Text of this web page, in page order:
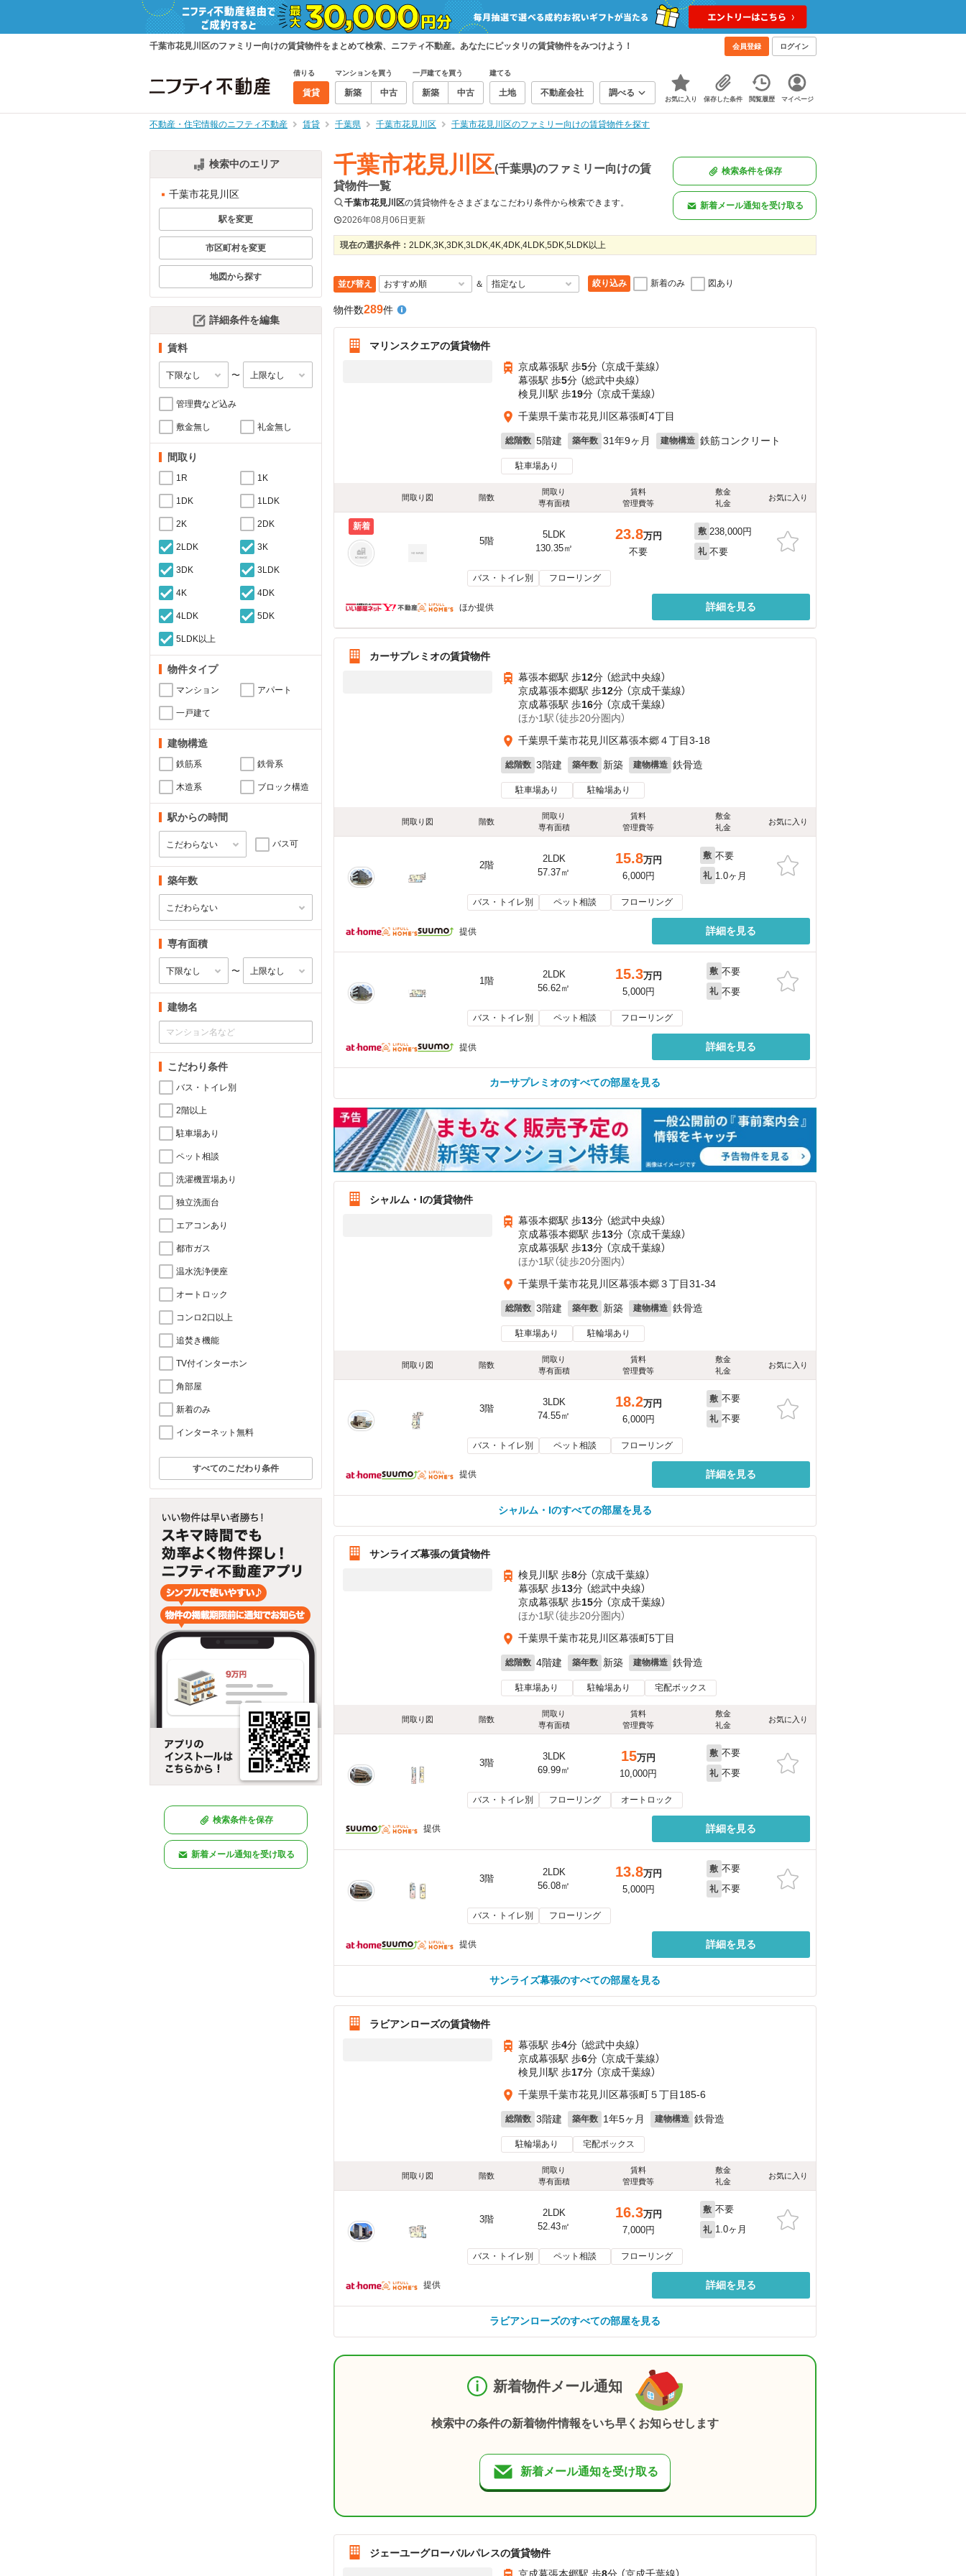
千葉市花見川区のファミリー向けの賃貸物件をまとめて検索、ニフティ不動産。あなたにピッタリの賃貸物件をみつけよう！ 会員登録 ログイン
借りる
賃貸
マンションを買う
新築 中古
一戸建てを買う
新築 中古
建てる
土地 不動産会社 調べる
お気に入り 保存した条件 閲覧履歴 マイページ
不動産・住宅情報のニフティ不動産 賃貸 千葉県 千葉市花見川区 千葉市花見川区のファミリー向けの賃貸物件を探す
検索中のエリア
千葉市花見川区
駅を変更
市区町村を変更
地図から探す
詳細条件を編集
賃料
〜
管理費など込み
敷金無し 礼金無し
間取り
1R 1K
1DK 1LDK
2K 2DK
2LDK 3K
3DK 3LDK
4K 4DK
4LDK 5DK
5LDK以上
物件タイプ
マンション アパート
一戸建て
建物構造
鉄筋系 鉄骨系
木造系 ブロック構造
駅からの時間
バス可
築年数
専有面積
〜
建物名
こだわり条件
バス・トイレ別
2階以上
駐車場あり
ペット相談
洗濯機置場あり
独立洗面台
エアコンあり
都市ガス
温水洗浄便座
オートロック
コンロ2口以上
追焚き機能
TV付インターホン
角部屋
新着のみ
インターネット無料
すべてのこだわり条件
検索条件を保存
新着メール通知を受け取る
千葉市花見川区(千葉県)のファミリー向けの賃
貸物件一覧
千葉市花見川区の賃貸物件をさまざまなこだわり条件から検索できます。
2026年08月06日更新
検索条件を保存
新着メール通知を受け取る
現在の選択条件： 2LDK,3K,3DK,3LDK,4K,4DK,4LDK,5DK,5LDK以上
並び替え ＆ 絞り込み 新着のみ 図あり
物件数289件
マリンスクエアの賃貸物件
京成幕張駅 歩5分 （京成千葉線）
幕張駅 歩5分 （総武中央線）
検見川駅 歩19分 （京成千葉線）
千葉県千葉市花見川区幕張町4丁目
総階数 5階建 築年数 31年9ヶ月 建物構造 鉄筋コンクリート
駐車場あり
間取り図 階数
間取り
専有面積
賃料
管理費等
敷金
礼金
お気に入り
新着
5階
5LDK
130.35㎡
23.8万円
不要
敷 238,000円
礼 不要
バス・トイレ別 フローリング
ほか提供 詳細を見る
カーサプレミオの賃貸物件
幕張本郷駅 歩12分 （総武中央線）
京成幕張本郷駅 歩12分 （京成千葉線）
京成幕張駅 歩16分 （京成千葉線）
ほか1駅（徒歩20分圏内）
千葉県千葉市花見川区幕張本郷４丁目3-18
総階数 3階建 築年数 新築 建物構造 鉄骨造
駐車場あり 駐輪場あり
間取り図 階数
間取り
専有面積
賃料
管理費等
敷金
礼金
お気に入り
2階
2LDK
57.37㎡
15.8万円
6,000円
敷 不要
礼 1.0ヶ月
バス・トイレ別 ペット相談 フローリング
提供 詳細を見る
1階
2LDK
56.62㎡
15.3万円
5,000円
敷 不要
礼 不要
バス・トイレ別 ペット相談 フローリング
提供 詳細を見る
カーサプレミオのすべての部屋を見る
シャルム・Iの賃貸物件
幕張本郷駅 歩13分 （総武中央線）
京成幕張本郷駅 歩13分 （京成千葉線）
京成幕張駅 歩13分 （京成千葉線）
ほか1駅（徒歩20分圏内）
千葉県千葉市花見川区幕張本郷３丁目31-34
総階数 3階建 築年数 新築 建物構造 鉄骨造
駐車場あり 駐輪場あり
間取り図 階数
間取り
専有面積
賃料
管理費等
敷金
礼金
お気に入り
3階
3LDK
74.55㎡
18.2万円
6,000円
敷 不要
礼 不要
バス・トイレ別 ペット相談 フローリング
提供 詳細を見る
シャルム・Iのすべての部屋を見る
サンライズ幕張の賃貸物件
検見川駅 歩8分 （京成千葉線）
幕張駅 歩13分 （総武中央線）
京成幕張駅 歩15分 （京成千葉線）
ほか1駅（徒歩20分圏内）
千葉県千葉市花見川区幕張町5丁目
総階数 4階建 築年数 新築 建物構造 鉄骨造
駐車場あり 駐輪場あり 宅配ボックス
間取り図 階数
間取り
専有面積
賃料
管理費等
敷金
礼金
お気に入り
3階
3LDK
69.99㎡
15万円
10,000円
敷 不要
礼 不要
バス・トイレ別 フローリング オートロック
提供 詳細を見る
3階
2LDK
56.08㎡
13.8万円
5,000円
敷 不要
礼 不要
バス・トイレ別 フローリング
提供 詳細を見る
サンライズ幕張のすべての部屋を見る
ラビアンローズの賃貸物件
幕張駅 歩4分 （総武中央線）
京成幕張駅 歩6分 （京成千葉線）
検見川駅 歩17分 （京成千葉線）
千葉県千葉市花見川区幕張町５丁目185-6
総階数 3階建 築年数 1年5ヶ月 建物構造 鉄骨造
駐輪場あり 宅配ボックス
間取り図 階数
間取り
専有面積
賃料
管理費等
敷金
礼金
お気に入り
3階
2LDK
52.43㎡
16.3万円
7,000円
敷 不要
礼 1.0ヶ月
バス・トイレ別 ペット相談 フローリング
提供 詳細を見る
ラビアンローズのすべての部屋を見る
新着物件メール通知
検索中の条件の新着物件情報をいち早くお知らせします
新着メール通知を受け取る
ジェーユーグローバルパレスの賃貸物件
京成幕張本郷駅 歩8分 （京成千葉線）